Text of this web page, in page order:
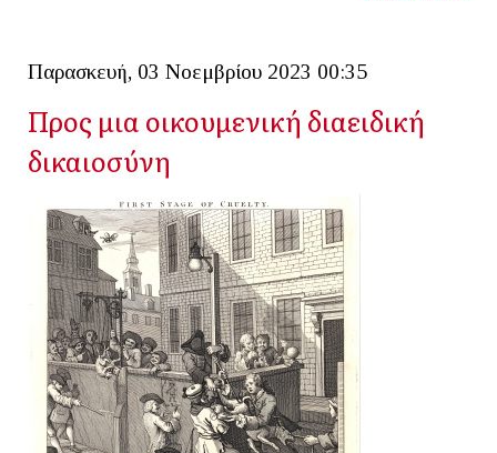
Παρασκευή, 03 Νοεμβρίου 2023 00:35
Προς μια οικουμενική διαειδική
δικαιοσύνη